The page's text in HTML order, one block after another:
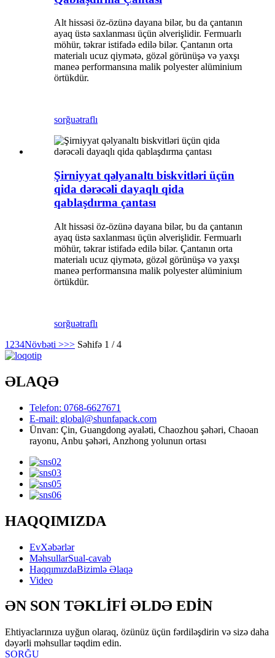
Alt hissəsi öz-özünə dayana bilər, bu da çantanın
ayaq üstə saxlanması üçün əlverişlidir. Fermuarlı
möhür, təkrar istifadə edilə bilər. Çantanın orta
materialı ucuz qiymətə, gözəl görünüşə və yaxşı
maneə performansına malik polyester alüminium
örtükdür.
sorğuətraflı
Şirniyyat qəlyanaltı biskvitləri üçün
qida dərəcəli dayaqlı qida
qablaşdırma çantası
Alt hissəsi öz-özünə dayana bilər, bu da çantanın
ayaq üstə saxlanması üçün əlverişlidir. Fermuarlı
möhür, təkrar istifadə edilə bilər. Çantanın orta
materialı ucuz qiymətə, gözəl görünüşə və yaxşı
maneə performansına malik polyester alüminium
örtükdür.
sorğuətraflı
1 234Növbəti >>> Səhifə 1 / 4
ƏLAQƏ
Telefon: 0768-6627671
E-mail: global@shunfapack.com
Ünvan: Çin, Guangdong əyaləti, Chaozhou şəhəri, Chaoan
rayonu, Anbu şəhəri, Anzhong yolunun ortası
HAQQIMIZDA
EvXəbərlər
MəhsullarSual-cavab
HaqqımızdaBizimlə Əlaqə
Video
ƏN SON TƏKLİFİ ƏLDƏ EDİN
Ehtiyaclarınıza uyğun olaraq, özünüz üçün fərdiləşdirin və sizə daha
dəyərli məhsullar təqdim edin.
SORĞU